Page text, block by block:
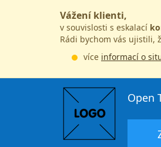
Vážení klienti,
v souvislosti s eskalací
Rádi bychom vás ujistili,
více informací o
Open